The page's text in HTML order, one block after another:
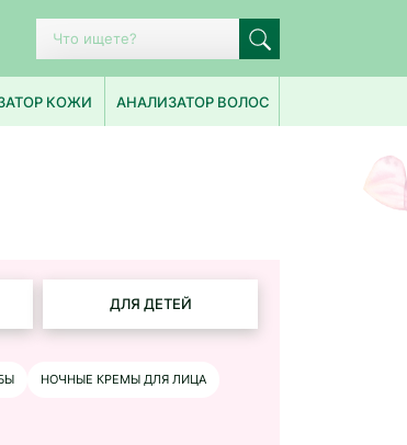
ПОПУЛЯРНЫЕ ЗАПРОСЫ
КОЖИ АНАЛИЗАТОР ВОЛОС
ДЛЯ ДЕТЕЙ
НОЧНЫЕ КРЕМЫ ДЛЯ ЛИЦА